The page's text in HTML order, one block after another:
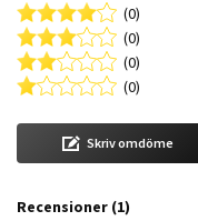
(0)
(0)
(0)
(0)
Skriv omdöme
Recensioner (1)